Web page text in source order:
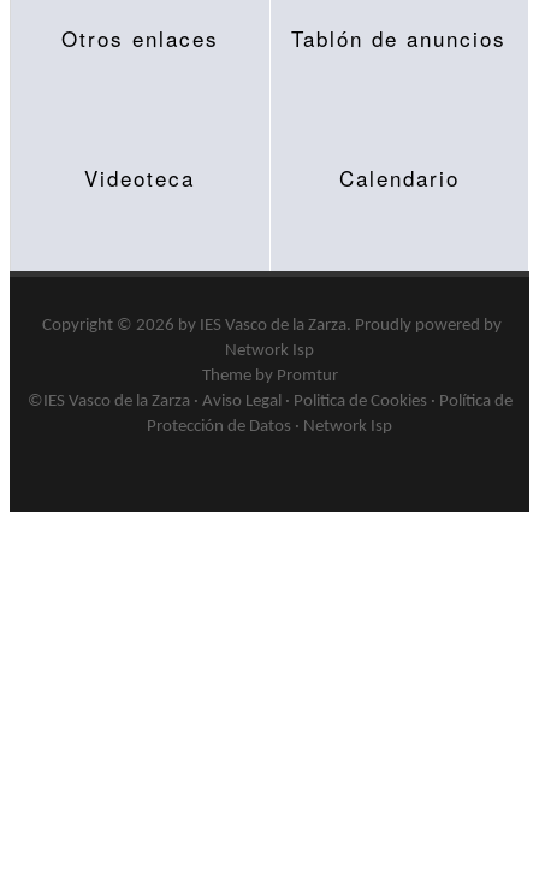
Otros enlaces Tablón de anuncios
Videoteca Calendario
Copyright © 2026 by IES Vasco de la Zarza. Proudly powered by
Network Isp
Theme by Promtur
©IES Vasco de la Zarza · Aviso Legal · Politica de Cookies · Política de
Protección de Datos · Network Isp